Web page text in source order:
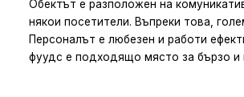
Обектът е разположен на
някои посетители. Въпреки това,
Персоналът е любезен и работи
фуудс е подходящо място за бързо и